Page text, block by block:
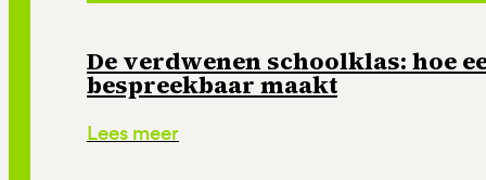
De verdwenen schoolklas: hoe
bespreekbaar maakt
Lees meer